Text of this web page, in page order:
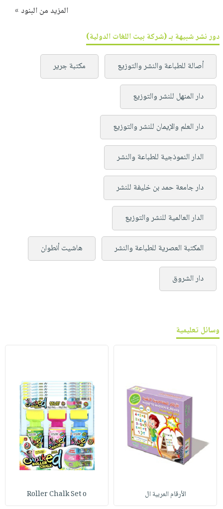
المزيد من البنود »
دور نشر شبيهة بـ (شركة بيت اللغات الدولية)
أصالة للطباعة والنشر والتوزيع مكتبة جرير
دار المنهل للنشر والتوزيع
دار العلم والإيمان للنشر والتوزيع
الدار النموذجية للطباعة والنشر
دار جامعة حمد بن خليفة للنشر
الدار العالمية للنشر والتوزيع
المكتبة العصرية للطباعة والنشر هاشيت أنطوان
دار الشروق
وسائل تعليمية
الأرقام العربية ال Roller Chalk Set o